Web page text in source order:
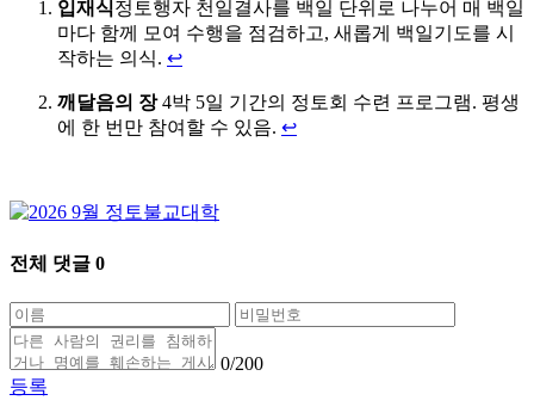
입재식정토행자 천일결사를 백일 단위로 나누어 매 백일
마다 함께 모여 수행을 점검하고, 새롭게 백일기도를 시
작하는 의식. ↩
깨달음의 장4박 5일 기간의 정토회 수련 프로그램. 평생
에 한 번만 참여할 수 있음. ↩
전체 댓글 0
0/200
등록